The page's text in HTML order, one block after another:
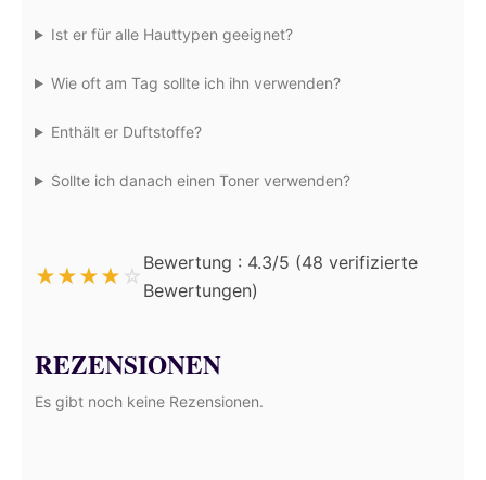
Ist er für alle Hauttypen geeignet?
Wie oft am Tag sollte ich ihn verwenden?
Enthält er Duftstoffe?
Sollte ich danach einen Toner verwenden?
★★★★ ☆
Bewertung : 4.3/5 (48 verifizierte
Bewertungen)
REZENSIONEN
Es gibt noch keine Rezensionen.